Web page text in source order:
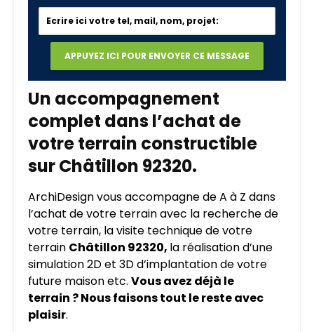
Un accompagnement
complet dans l’achat de
votre terrain constructible
sur Châtillon 92320.
ArchiDesign vous accompagne de A à Z dans
l’achat de votre terrain avec la recherche de
votre terrain, la visite technique de votre
terrain Châtillon 92320, la réalisation d’une
simulation 2D et 3D d’implantation de votre
future maison etc. Vous avez déjà le
terrain ? Nous faisons tout le reste avec
plaisir.